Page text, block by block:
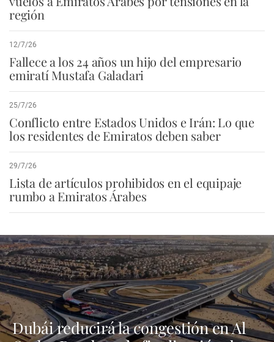
región
12/7/26
Fallece a los 24 años un hijo del empresario
emiratí Mustafa Galadari
25/7/26
Conflicto entre Estados Unidos e Irán: Lo que
los residentes de Emiratos deben saber
29/7/26
Lista de artículos prohibidos en el equipaje
rumbo a Emiratos Árabes
Dubái reducirá la congestión en Al